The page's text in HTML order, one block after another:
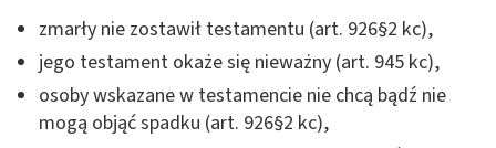
zmarły nie zostawił testamentu (art. 926§2 kc),
jego testament okaże się nieważny (art. 945 kc),
osoby wskazane w testamencie nie chcą bądź nie
mogą objąć spadku (art. 926§2 kc),